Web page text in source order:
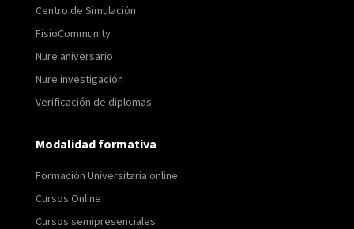
Centro de Simulación
FisioCommunity
Nure aniversario
Nure investigación
Verificación de diplomas
Modalidad formativa
Formación Universitaria online
Cursos Online
Cursos semipresenciales